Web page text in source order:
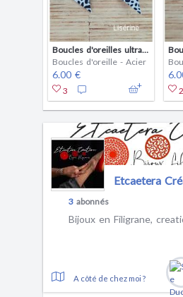
Boucles d'oreilles ultra légères
Boucles d'oreille - Acier
6.00 €
3 2
Etcaetera
3 abonnés
Bijoux en Filigrane,
A côté de chez moi ?